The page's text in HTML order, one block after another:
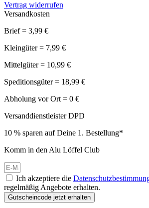
Vertrag widerrufen
Versandkosten
Brief = 3,99 €
Kleingüter = 7,99 €
Mittelgüter = 10,99 €
Speditionsgüter = 18,99 €
Abholung vor Ort = 0 €
Versanddienstleister DPD
10 % sparen auf Deine 1. Bestellung*
Komm in den Alu Löffel Club
Ich akzeptiere die
regelmäßig Angebote erhalten.
Gutscheincode jetzt erhalten